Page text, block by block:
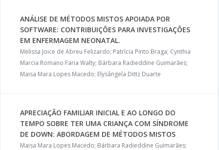
ANÁLISE DE MÉTODOS MISTOS APOIADA POR
SOFTWARE: CONTRIBUIÇÕES PARA INVESTIGAÇÕES
EM ENFERMAGEM NEONATAL.
Melissa Joice de Abreu Felizardo; Patrícia Pinto Braga; Cynthia
Marcia Romano Faria Walty; Bárbara Radieddine Guimarães;
Maisa Mara Lopes Macedo; Elysângela Dittz Duarte
APRECIAÇÃO FAMILIAR INICIAL E AO LONGO DO
TEMPO SOBRE TER UMA CRIANÇA COM SÍNDROME
DE DOWN: ABORDAGEM DE MÉTODOS MISTOS
Maisa Mara Lopes Macedo; Bárbara Radieddine Guimarães;